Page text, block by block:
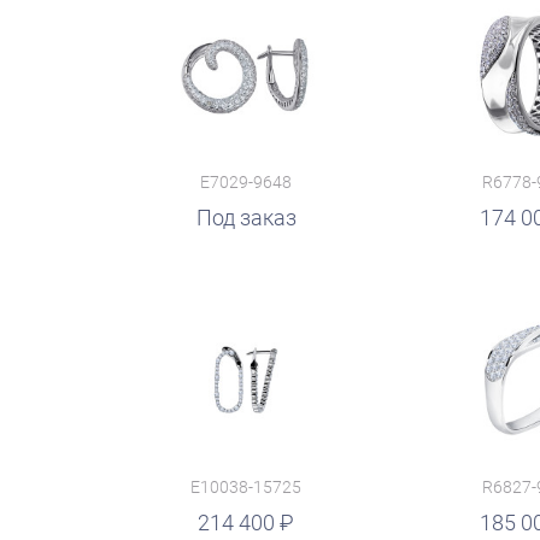
E7029-9648
Под заказ 174
руб.
E10038-15725
214 400 185
руб. руб.